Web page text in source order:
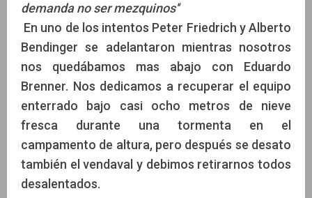
demanda no ser mezquinos''
En uno de los intentos Peter Friedrich y Alberto
Bendinger se adelantaron mientras nosotros
nos quedábamos mas abajo con Eduardo
Brenner. Nos dedicamos a recuperar el equipo
enterrado bajo casi ocho metros de nieve
fresca durante una tormenta en el
campamento de altura, pero después se desato
también el vendaval y debimos retirarnos todos
desalentados.